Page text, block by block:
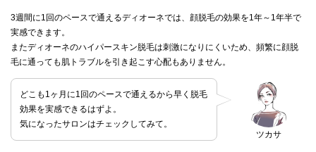
3週間に1回のペースで通えるディオーネでは、顔脱毛の効果を1年～1年半で
実感できます。
またディオーネのハイパースキン脱毛は刺激になりにくいため、頻繁に顔脱
毛に通っても肌トラブルを引き起こす心配もありません。
ツカサ
どこも1ヶ月に1回のペースで通えるから早く脱毛
効果を実感できるはずよ。
気になったサロンはチェックしてみて。